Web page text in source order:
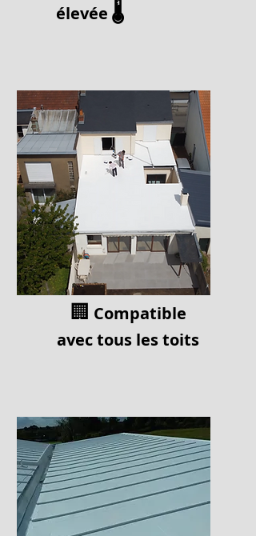
élevée 🌡️
🏢 Compatible
avec tous les toits